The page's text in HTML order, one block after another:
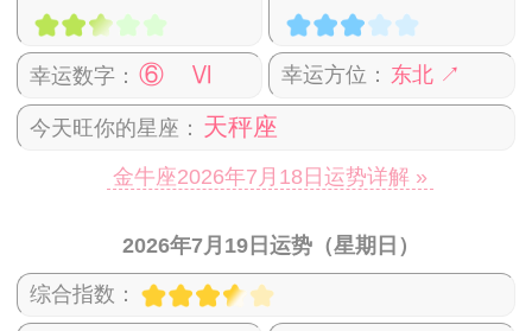
幸运数字： ⑥ Ⅵ 幸运方位： 东北 ↗
今天旺你的星座： 天秤座
金牛座2026年7月18日运势详解 »
2026年7月19日运势（星期日）
综合指数：